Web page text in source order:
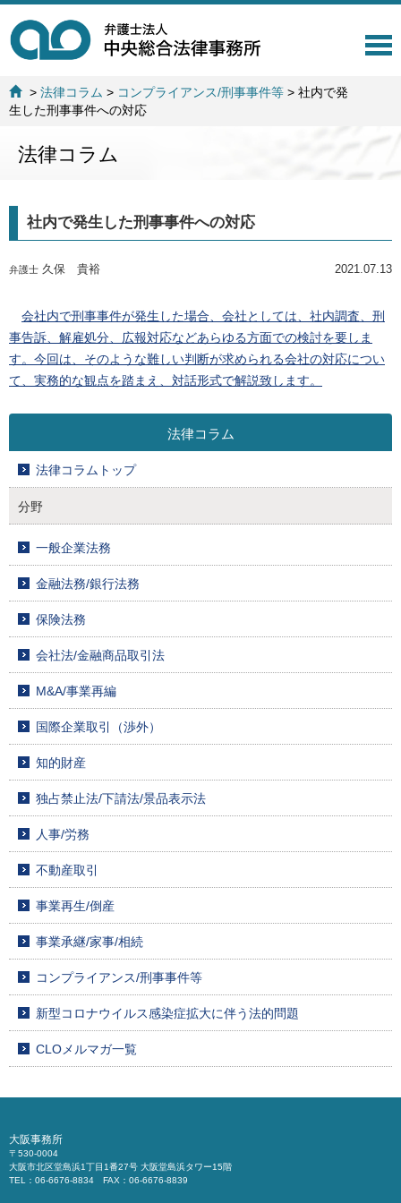
T
a
i
n
>法律コラム > コンプライアンス/刑事事件等 >社内で発
生した刑事事件への対応
法律コラム
社内で発生した刑事事件への対応
弁護士 久保 貴裕 2021.07.13
会社内で刑事事件が発生した場合、会社としては、社内調査、刑
事告訴、解雇処分、広報対応などあらゆる方面での検討を要しま
す。今回は、そのような難しい判断が求められる会社の対応につい
て、実務的な観点を踏まえ、対話形式で解説致します。
法律コラム
法律コラムトップ
分野
一般企業法務
金融法務/銀行法務
保険法務
会社法/金融商品取引法
M&A/事業再編
国際企業取引（渉外）
知的財産
独占禁止法/下請法/景品表示法
人事/労務
不動産取引
事業再生/倒産
事業承継/家事/相続
コンプライアンス/刑事事件等
新型コロナウイルス感染症拡大に伴う法的問題
CLOメルマガ一覧
大阪事務所
〒530-0004
大阪市北区堂島浜1丁目1番27号 大阪堂島浜タワー15階
TEL：06-6676-8834 FAX：06-6676-8839